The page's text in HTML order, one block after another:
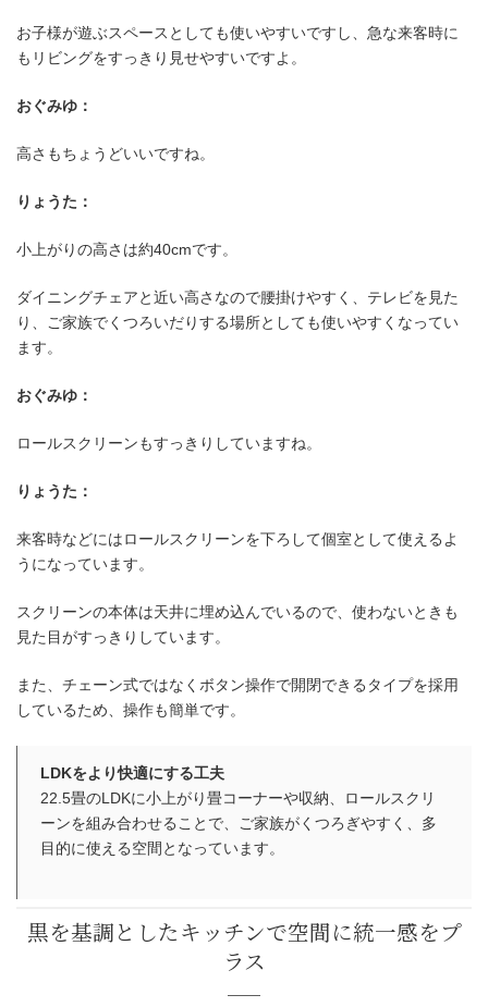
お子様が遊ぶスペースとしても使いやすいですし、急な来客時に
もリビングをすっきり見せやすいですよ。
おぐみゆ：
高さもちょうどいいですね。
りょうた：
小上がりの高さは約40cmです。
ダイニングチェアと近い高さなので腰掛けやすく、テレビを見た
り、ご家族でくつろいだりする場所としても使いやすくなってい
ます。
おぐみゆ：
ロールスクリーンもすっきりしていますね。
りょうた：
来客時などにはロールスクリーンを下ろして個室として使えるよ
うになっています。
スクリーンの本体は天井に埋め込んでいるので、使わないときも
見た目がすっきりしています。
また、チェーン式ではなくボタン操作で開閉できるタイプを採用
しているため、操作も簡単です。
LDKをより快適にする工夫
22.5畳のLDKに小上がり畳コーナーや収納、ロールスクリ
ーンを組み合わせることで、ご家族がくつろぎやすく、多
目的に使える空間となっています。